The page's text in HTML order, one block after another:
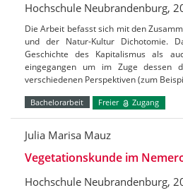
Hochschule Neubrandenburg,
Die Arbeit befasst sich mit den
und der Natur-Kultur Dichotomie.
Geschichte des Kapitalismus als
eingegangen um im Zuge dessen
verschiedenen Perspektiven (zum
Bachelorarbeit Freier Zugang
Julia Marisa Mauz
Vegetationskunde im
Hochschule Neubrandenburg,